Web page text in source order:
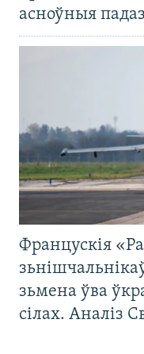
асноўныя
Францускія
зьмена ўва
сілах. Аналіз